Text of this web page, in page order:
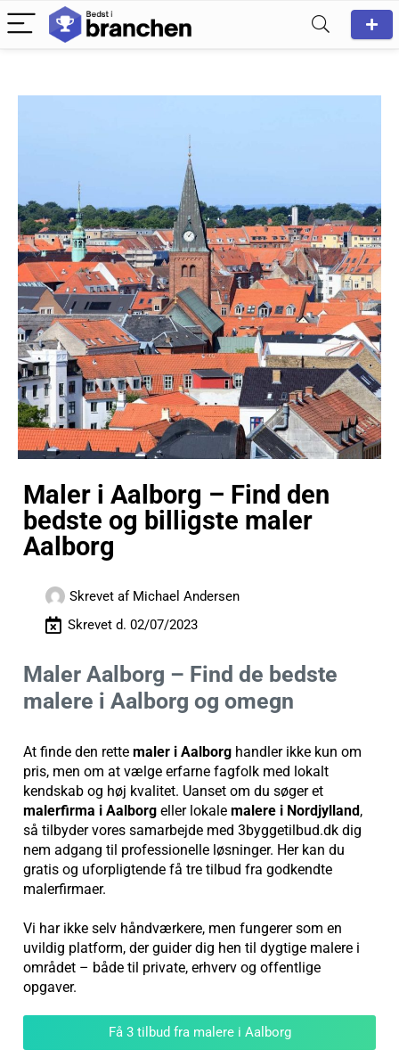
Maler i Aalborg – Find den
bedste og billigste maler
Aalborg
Skrevet afMichael Andersen
Skrevet d. 02/07/2023
Maler Aalborg – Find de bedste
malere i Aalborg og omegn
At finde den rette maler i Aalborg handler ikke kun om
pris, men om at vælge erfarne fagfolk med lokalt
kendskab og høj kvalitet. Uanset om du søger et
malerfirma i Aalborg eller lokale malere i Nordjylland,
så tilbyder vores samarbejde med 3byggetilbud.dk dig
nem adgang til professionelle løsninger. Her kan du
gratis og uforpligtende få tre tilbud fra godkendte
malerfirmaer.
Vi har ikke selv håndværkere, men fungerer som en
uvildig platform, der guider dig hen til dygtige malere i
området – både til private, erhverv og offentlige
opgaver.
Få 3 tilbud fra malere i Aalborg